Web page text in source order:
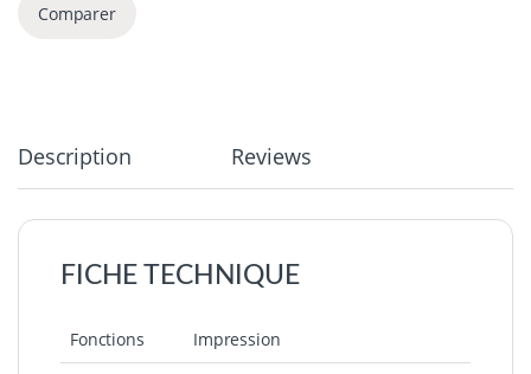
Comparer
Description Reviews
FICHE TECHNIQUE
Fonctions Impression